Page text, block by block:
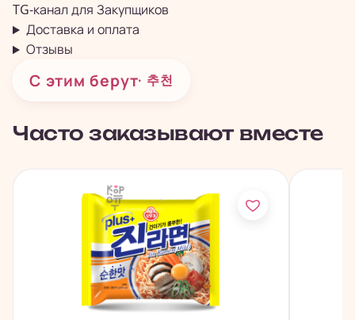
TG-канал для Закупщиков
Доставка и оплата
Отзывы
С этим берут· 추천
Часто заказывают вместе